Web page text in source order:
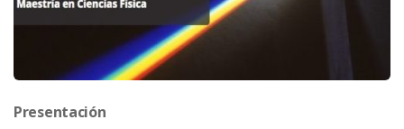
Presentación